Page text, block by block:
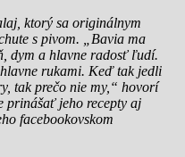
ktorý sa originálnym
s pivom. „Bavia ma
dym a hlavne radosť ľudí.
rukami. Keď tak jedli
tak prečo nie my,“ hovorí
prinášať jeho recepty aj
facebookovskom